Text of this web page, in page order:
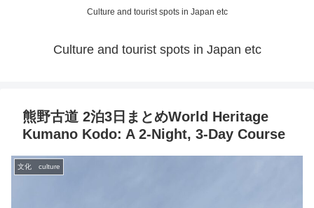
Culture and tourist spots in Japan etc
Culture and tourist spots in Japan etc
熊野古道 2泊3日まとめWorld Heritage
Kumano Kodo: A 2-Night, 3-Day Course
文化 culture